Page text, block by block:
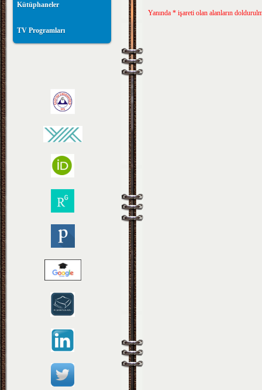
Kütüphaneler
TV Programları
Yanında * işareti olan alanların